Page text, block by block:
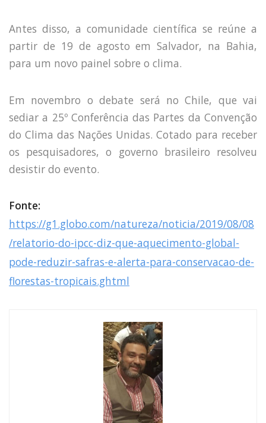
Antes disso, a comunidade científica se reúne a
partir de 19 de agosto em Salvador, na Bahia,
para um novo painel sobre o clima.
Em novembro o debate será no Chile, que vai
sediar a 25º Conferência das Partes da Convenção
do Clima das Nações Unidas. Cotado para receber
os pesquisadores, o governo brasileiro resolveu
desistir do evento.
Fonte:
https://g1.globo.com/natureza/noticia/2019/08/08
/relatorio-do-ipcc-diz-que-aquecimento-global-
pode-reduzir-safras-e-alerta-para-conservacao-de-
florestas-tropicais.ghtml